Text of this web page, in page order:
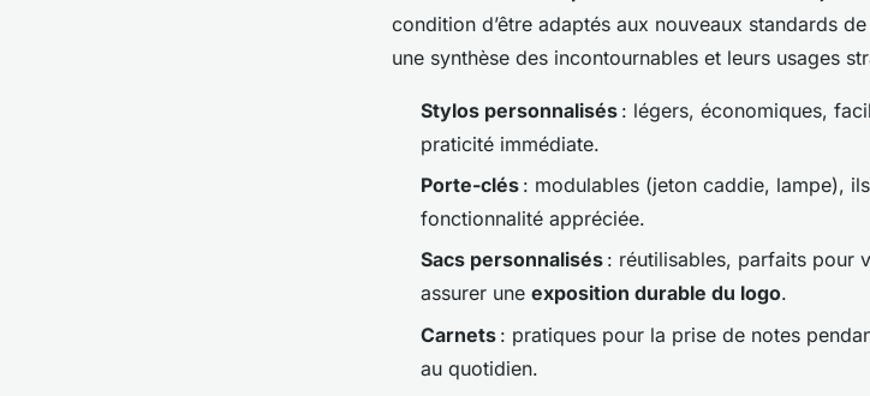
condition d’être adaptés aux nouveaux standards
une synthèse des incontournables et leurs usages
Stylos personnalisés : légers, économiques,
praticité immédiate.
Porte-clés : modulables (jeton caddie, lampe),
fonctionnalité appréciée.
Sacs personnalisés : réutilisables, parfaits pour
assurer une exposition durable du logo.
Carnets : pratiques pour la prise de notes
au quotidien.